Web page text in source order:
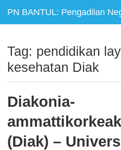
PN BANTUL: Pengadilan
Tag: pendidikan
kesehatan Diak
Diakonia-
(Diak) –